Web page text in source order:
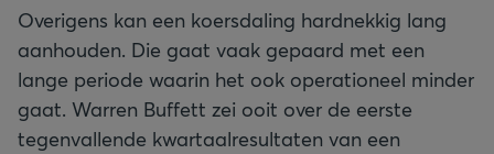
Overigens kan een koersdaling hardnekkig lang
aanhouden. Die gaat vaak gepaard met een
lange periode waarin het ook operationeel minder
gaat. Warren Buffett zei ooit over de eerste
tegenvallende kwartaalresultaten van een